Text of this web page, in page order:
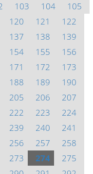
103 104
105
120 121
122
137 138
139
154 155
156
171 172
173
188 189
190
205 206
207
222 223
224
239 240
241
256 257
258
273 274
275